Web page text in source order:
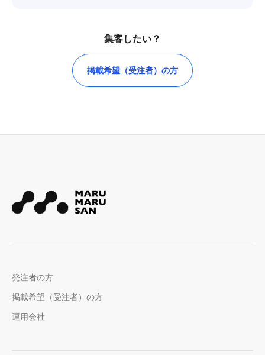
集客したい？
掲載希望（受注者）の方
発注者の方
掲載希望（受注者）の方
運用会社